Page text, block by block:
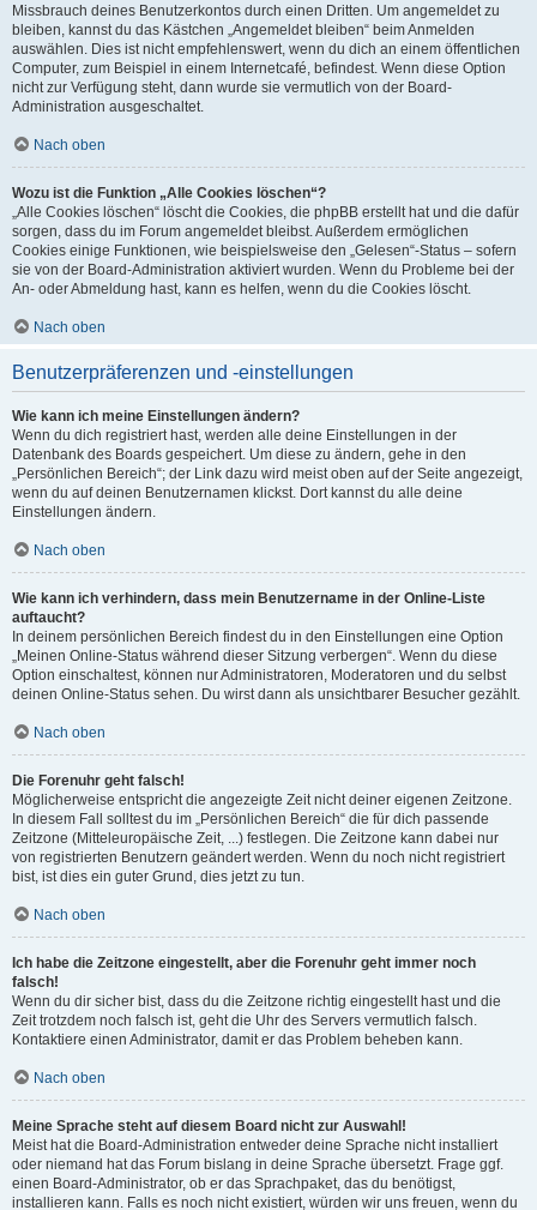
Missbrauch deines Benutzerkontos durch einen Dritten. Um angemeldet zu
bleiben, kannst du das Kästchen „Angemeldet bleiben“ beim Anmelden
auswählen. Dies ist nicht empfehlenswert, wenn du dich an einem öffentlichen
Computer, zum Beispiel in einem Internetcafé, befindest. Wenn diese Option
nicht zur Verfügung steht, dann wurde sie vermutlich von der Board-
Administration ausgeschaltet.
Nach oben
Wozu ist die Funktion „Alle Cookies löschen“?
„Alle Cookies löschen“ löscht die Cookies, die phpBB erstellt hat und die dafür
sorgen, dass du im Forum angemeldet bleibst. Außerdem ermöglichen
Cookies einige Funktionen, wie beispielsweise den „Gelesen“-Status – sofern
sie von der Board-Administration aktiviert wurden. Wenn du Probleme bei der
An- oder Abmeldung hast, kann es helfen, wenn du die Cookies löscht.
Nach oben
Benutzerpräferenzen und -einstellungen
Wie kann ich meine Einstellungen ändern?
Wenn du dich registriert hast, werden alle deine Einstellungen in der
Datenbank des Boards gespeichert. Um diese zu ändern, gehe in den
„Persönlichen Bereich“; der Link dazu wird meist oben auf der Seite angezeigt,
wenn du auf deinen Benutzernamen klickst. Dort kannst du alle deine
Einstellungen ändern.
Nach oben
Wie kann ich verhindern, dass mein Benutzername in der Online-Liste
auftaucht?
In deinem persönlichen Bereich findest du in den Einstellungen eine Option
„Meinen Online-Status während dieser Sitzung verbergen“. Wenn du diese
Option einschaltest, können nur Administratoren, Moderatoren und du selbst
deinen Online-Status sehen. Du wirst dann als unsichtbarer Besucher gezählt.
Nach oben
Die Forenuhr geht falsch!
Möglicherweise entspricht die angezeigte Zeit nicht deiner eigenen Zeitzone.
In diesem Fall solltest du im „Persönlichen Bereich“ die für dich passende
Zeitzone (Mitteleuropäische Zeit, ...) festlegen. Die Zeitzone kann dabei nur
von registrierten Benutzern geändert werden. Wenn du noch nicht registriert
bist, ist dies ein guter Grund, dies jetzt zu tun.
Nach oben
Ich habe die Zeitzone eingestellt, aber die Forenuhr geht immer noch
falsch!
Wenn du dir sicher bist, dass du die Zeitzone richtig eingestellt hast und die
Zeit trotzdem noch falsch ist, geht die Uhr des Servers vermutlich falsch.
Kontaktiere einen Administrator, damit er das Problem beheben kann.
Nach oben
Meine Sprache steht auf diesem Board nicht zur Auswahl!
Meist hat die Board-Administration entweder deine Sprache nicht installiert
oder niemand hat das Forum bislang in deine Sprache übersetzt. Frage ggf.
einen Board-Administrator, ob er das Sprachpaket, das du benötigst,
installieren kann. Falls es noch nicht existiert, würden wir uns freuen, wenn du